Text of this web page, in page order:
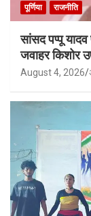
पूर्णिया राजनीति
सांसद पप्पू
जवाहर किशोर
August 4, 2026